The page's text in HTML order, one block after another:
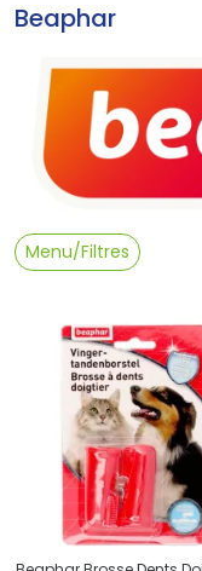
Beaphar
Menu/Filtres